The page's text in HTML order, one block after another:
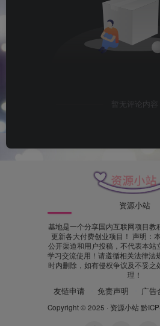
暂无评论内容
资源小站
基地是一个分享国内互联网项目教
更新各大付费创业项目！ 声明：
公开渠道和用户投稿，不代表本站
学习交流使用！请遵循相关法律法
时内删除，如有侵权争议及不妥之
理！
友链申请 免责声明 广告
Copyright © 2025 · 资源小站 黔